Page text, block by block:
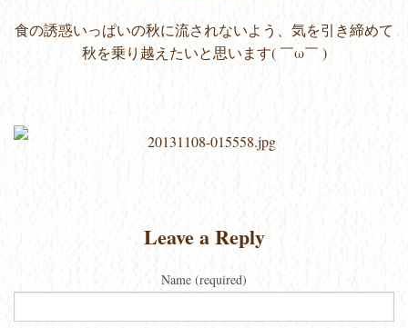
食の誘惑いっぱいの秋に流されないよう、気を引き締めて
秋を乗り越えたいと思います( ￣ω￣ )
Leave a Reply
Name (required)